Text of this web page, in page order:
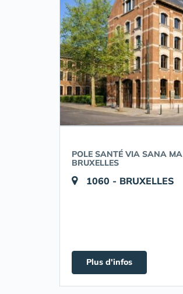
POLE SANTÉ VIA SANA
BRUXELLES
1060 - BRUXELLES
Plus d'infos